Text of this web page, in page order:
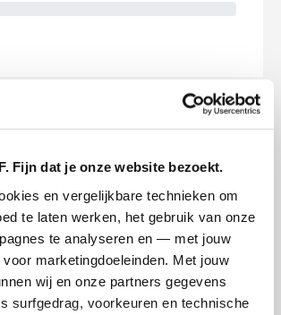
Fijn dat je onze website bezoekt.
en vergelijkbare technieken om
te laten werken, het gebruik van onze
te analyseren en — met jouw
marketingdoeleinden. Met jouw
wij en onze partners gegevens
surfgedrag, voorkeuren en technische